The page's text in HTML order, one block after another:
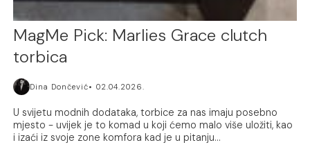
MagMe Pick: Marlies Grace clutch
torbica
Dina Dončević 02.04.2026.
U svijetu modnih dodataka, torbice za nas imaju posebno
mjesto - uvijek je to komad u koji ćemo malo više uložiti, kao
i izaći iz svoje zone komfora kad je u pitanju...